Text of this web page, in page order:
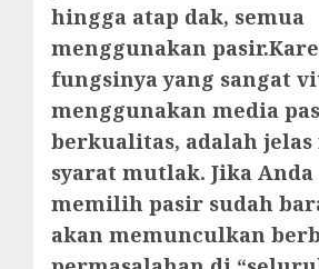
hingga atap dak, semua
menggunakan
fungsinya yang sangat
menggunakan media
berkualitas, adalah
syarat mutlak. Jika Anda
memilih pasir sudah
akan memunculkan